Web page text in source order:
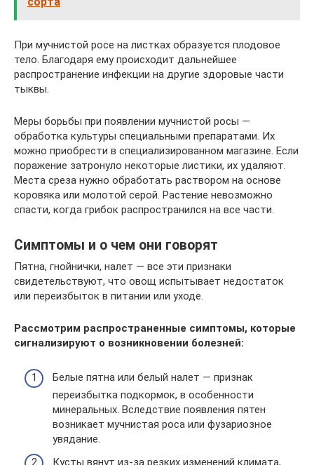
При мучнистой росе на листках образуется плодовое
тело. Благодаря ему происходит дальнейшее
распространение инфекции на другие здоровые части
тыквы.
Меры борьбы при появлении мучнистой росы —
обработка культуры специальными препаратами. Их
можно приобрести в специализированном магазине. Если
поражение затронуло некоторые листики, их удаляют.
Места среза нужно обработать раствором на основе
коровяка или молотой серой. Растение невозможно
спасти, когда грибок распространился на все части.
Симптомы и о чем они говорят
Пятна, гнойнички, налет — все эти признаки
свидетельствуют, что овощ испытывает недостаток
или переизбыток в питании или уходе.
Рассмотрим распространенные симптомы, которые
сигнализируют о возникновении болезней:
Белые пятна или белый налет — признак
переизбытка подкормок, в особенности
минеральных. Вследствие появления пятен
возникает мучнистая роса или фузариозное
увядание.
Кусты вянут из-за резких изменений климата,